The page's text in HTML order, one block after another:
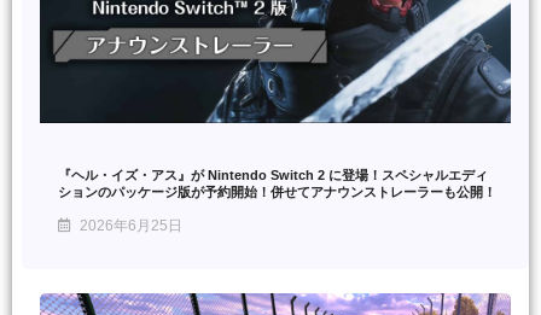
『ヘル・イズ・アス』が Nintendo Switch 2 に登場！スペシャルエディ
ションのパッケージ版が予約開始！併せてアナウンストレーラーも公開！
2026年6月25日